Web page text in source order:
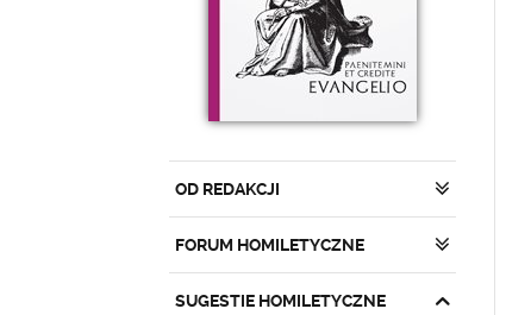
OD REDAKCJI
FORUM HOMILETYCZNE
SUGESTIE HOMILETYCZNE